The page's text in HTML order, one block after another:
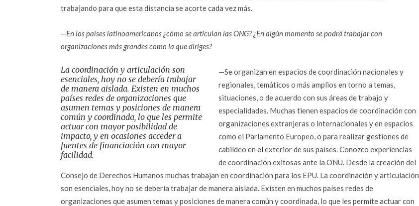
trabajando para que esta distancia se acorte cada vez más.
—En los países latinoamericanos ¿cómo se articulan las ONG? ¿En algún momento se podrá trabajar con
organizaciones más grandes como la que diriges?
La coordinación y articulación son
esenciales, hoy no se debería trabajar
de manera aislada. Existen en muchos
países redes de organizaciones que
asumen temas y posiciones de manera
común y coordinada, lo que les permite
actuar con mayor posibilidad de
impacto, y en ocasiones acceder a
fuentes de financiación con mayor
facilidad.
—Se organizan en espacios de coordinación nacionales y
regionales, temáticos o más amplios en torno a temas,
situaciones, o de acuerdo con sus áreas de trabajo y
especialidades. Muchas tienen espacios de coordinación con
organizaciones extranjeras o internacionales y en espacios
como el Parlamento Europeo, o para realizar gestiones de
cabildeo en el exterior de sus países. Conozco experiencias
de coordinación exitosas ante la ONU. Desde la creación del
Consejo de Derechos Humanos muchas trabajan en coordinación para los EPU. La coordinación y articulación
son esenciales, hoy no se debería trabajar de manera aislada. Existen en muchos países redes de
organizaciones que asumen temas y posiciones de manera común y coordinada, lo que les permite actuar con